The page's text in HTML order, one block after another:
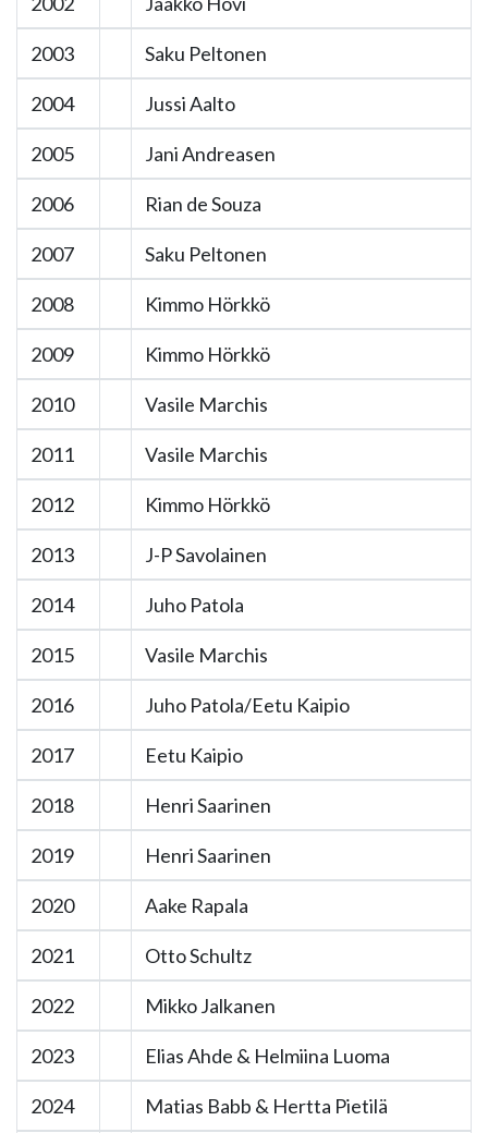
2003 Saku Peltonen
2004 Jussi Aalto
2005 Jani Andreasen
2006 Rian de Souza
2007 Saku Peltonen
2008 Kimmo Hörkkö
2009 Kimmo Hörkkö
2010 Vasile Marchis
2011 Vasile Marchis
2012 Kimmo Hörkkö
2013 J-P Savolainen
2014 Juho Patola
2015 Vasile Marchis
2016 Juho Patola/Eetu Kaipio
2017 Eetu Kaipio
2018 Henri Saarinen
2019 Henri Saarinen
2020 Aake Rapala
2021 Otto Schultz
2022 Mikko Jalkanen
2023 Elias Ahde & Helmiina Luoma
2024 Matias Babb & Hertta Pietilä